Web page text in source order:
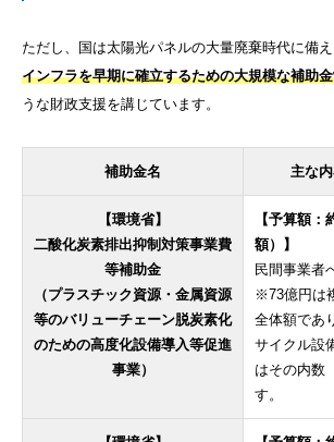
ただし、国は太陽光パネルの大量廃棄時代に備え
インフラを早期に確立するための大規模な補助
うな財政支援を講じています。
補助金名 主な
【環境省】
二酸化炭素排出抑制対策事業費
等補助金
（プラスチック資源・金属資源
等のバリューチェーン脱炭素化
のための高度化設備導入等促進
事業）
【予算額
額）】
民間事業者
※73億円は
全体額であ
サイクル設
はその内数
す。